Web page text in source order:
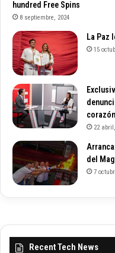
hundred Free Spins
8 septiembre, 2024
La Paz
15
22
del
7
Recent Tech News